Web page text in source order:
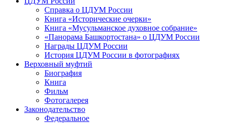
Справка о ЦДУМ России
Книга «Исторические очерки»
Книга «Мусульманское духовное собрание»
«Панорама Башкортостана» о ЦДУМ России
Награды ЦДУМ России
История ЦДУМ России в фотографиях
Верховный муфтий
Биография
Книга
Фильм
Фотогалерея
Законодательство
Федеральное